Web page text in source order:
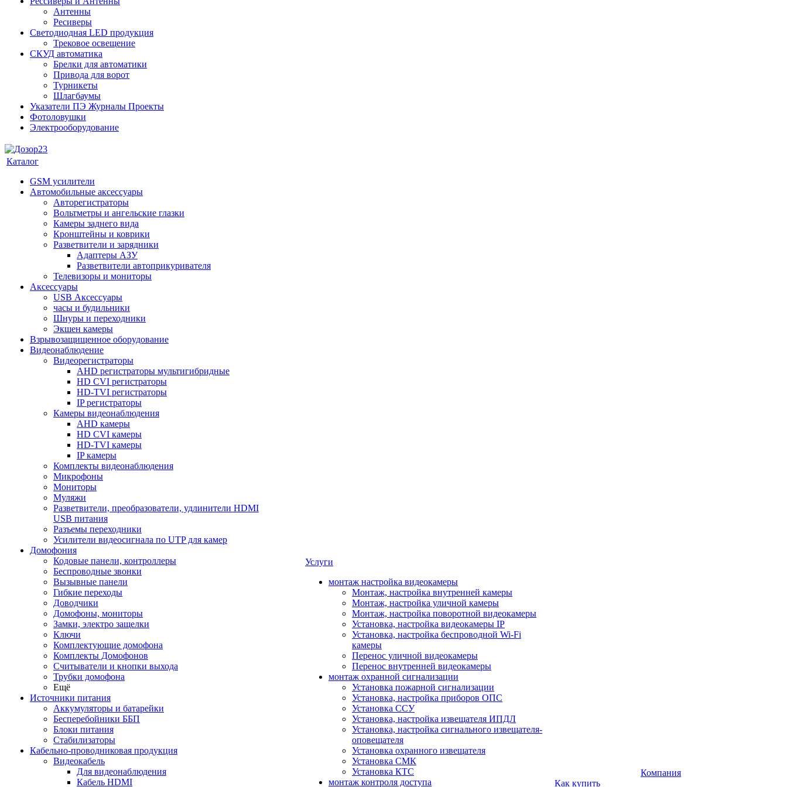
Антенны
Ресиверы
Светодиодная LED продукция
Трековое освещение
СКУД автоматика
Брелки для автоматики
Привода для ворот
Турникеты
Шлагбаумы
Указатели ПЭ Журналы Проекты
Фотоловушки
Электрооборудование
Каталог
GSM усилители
Автомобильные аксессуары
Авторегистраторы
Вольтметры и ангельские глазки
Камеры заднего вида
Кронштейны и коврики
Разветвители и зарядники
Адаптеры АЗУ
Разветвители автоприкуривателя
Телевизоры и мониторы
Аксессуары
USB Аксессуары
часы и будильники
Шнуры и переходники
Экшен камеры
Взрывозащищенное оборудование
Видеонаблюдение
Видеорегистраторы
AHD регистраторы мультигибридные
HD CVI регистраторы
HD-TVI регистраторы
IP регистраторы
Камеры видеонаблюдения
AHD камеры
HD CVI камеры
HD-TVI камеры
IP камеры
Комплекты видеонаблюдения
Микрофоны
Мониторы
Муляжи
Разветвители, преобразователи, удлинители HDMI
USB питания
Разъемы переходники
Усилители видеосигнала по UTP для камер
Домофония
Кодовые панели, контроллеры
Беспроводные звонки
Вызывные панели
Гибкие переходы
Доводчики
Домофоны, мониторы
Замки, электро защелки
Ключи
Комплектующие домофона
Комплекты Домофонов
Считыватели и кнопки выхода
Трубки домофона
Ещё
Источники питания
Аккумуляторы и батарейки
Бесперебойники ББП
Блоки питания
Стабилизаторы
Кабельно-проводниковая продукция
Видеокабель
Для видеонаблюдения
Кабель HDMI
Услуги
монтаж настройка видеокамеры
Монтаж, настройка внутренней камеры
Монтаж, настройка уличной камеры
Монтаж, настройка поворотной видеокамеры
Установка, настройка видеокамеры IP
Установка, настройка беспроводной Wi-Fi
камеры
Перенос уличной видеокамеры
Перенос внутренней видеокамеры
монтаж охранной сигнализации
Установка пожарной сигнализации
Установка, настройка приборов ОПС
Установка ССУ
Установка, настройка извещателя ИПДЛ
Установка, настройка сигнального извещателя-
оповещателя
Установка охранного извещателя
Установка СМК
Установка КТС
монтаж контроля доступа
Как купить
Компания